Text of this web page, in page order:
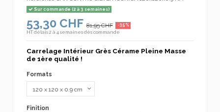
Sur commande (2 à 3 semaines)
53,30 CHF 81,95 CHF -35%
HTdélais 2 à 4 semaines dès commande
Carrelage Intérieur Grès Cérame Pleine Masse
de 1ère qualité !
Formats
Finition